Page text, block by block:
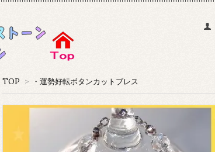
TOP > ・運勢好転ボタンカットブレス